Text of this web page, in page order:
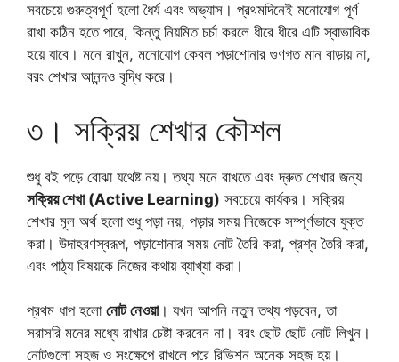
সবচেয়ে গুরুত্বপূর্ণ হলো ধৈর্য এবং অভ্যাস। প্রথমদিনেই মনোযোগ পূর্ণ
রাখা কঠিন হতে পারে, কিন্তু নিয়মিত চর্চা করলে ধীরে ধীরে এটি স্বাভাবিক
হয়ে যাবে। মনে রাখুন, মনোযোগ কেবল পড়াশোনার গুণগত মান বাড়ায় না,
বরং শেখার আনন্দও বৃদ্ধি করে।
৩। সক্রিয় শেখার কৌশল
শুধু বই পড়ে বোঝা যথেষ্ট নয়। তথ্য মনে রাখতে এবং দ্রুত শেখার জন্য
সক্রিয় শেখা (Active Learning) সবচেয়ে কার্যকর। সক্রিয়
শেখার মূল অর্থ হলো শুধু পড়া নয়, পড়ার সময় নিজেকে সম্পূর্ণভাবে যুক্ত
করা। উদাহরণস্বরূপ, পড়াশোনার সময় নোট তৈরি করা, প্রশ্ন তৈরি করা,
এবং পাঠ্য বিষয়কে নিজের কথায় ব্যাখ্যা করা।
প্রথম ধাপ হলো নোট নেওয়া। যখন আপনি নতুন তথ্য পড়বেন, তা
সরাসরি মনের মধ্যে রাখার চেষ্টা করবেন না। বরং ছোট ছোট নোট লিখুন।
নোটগুলো সহজ ও সংক্ষেপে রাখলে পরে রিভিশন অনেক সহজ হয়।